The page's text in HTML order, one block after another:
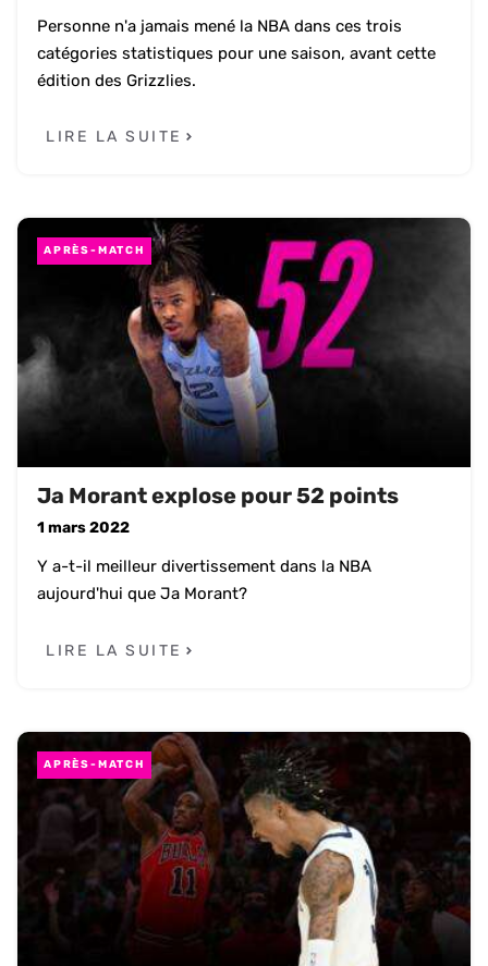
Personne n'a jamais mené la NBA dans ces trois
catégories statistiques pour une saison, avant cette
édition des Grizzlies.
LIRE LA SUITE
APRÈS-MATCH
Ja Morant explose pour 52 points
1 mars 2022
Y a-t-il meilleur divertissement dans la NBA
aujourd'hui que Ja Morant?
LIRE LA SUITE
APRÈS-MATCH